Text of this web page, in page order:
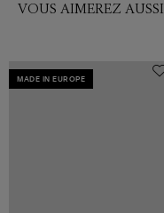
VOUS AIMEREZ AUSSI
MADE IN EUROPE